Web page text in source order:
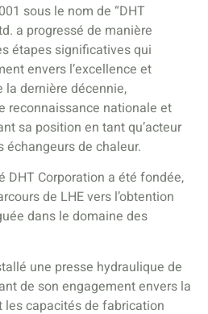
sous le nom de “DHT
a progressé de manière
étapes significatives qui
envers l’excellence et
la dernière décennie,
reconnaissance nationale et
sa position en tant qu’acteur
échangeurs de chaleur.
DHT Corporation a été fondée,
de LHE vers l’obtention
dans le domaine des
une presse hydraulique de
de son engagement envers la
capacités de fabrication